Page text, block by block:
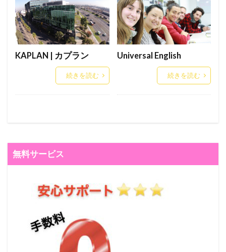
KAPLAN | カプラン
続きを読む
Universal English
続きを読む
無料サービス